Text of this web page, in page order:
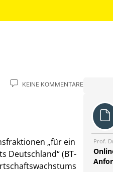
KEINE KOMMENTARE
„für ein
Deutschland“ (BT-
Prof.